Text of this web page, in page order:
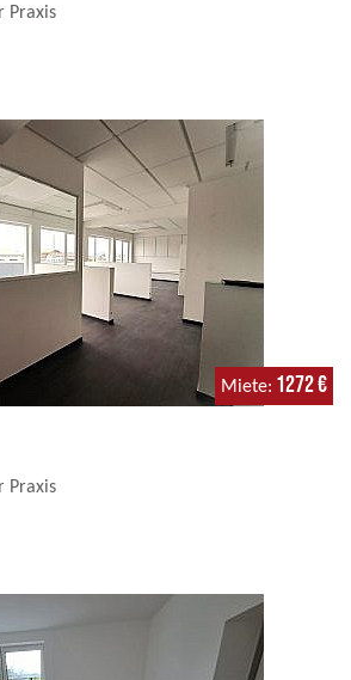
Praxis
Miete 1272 €
Praxis